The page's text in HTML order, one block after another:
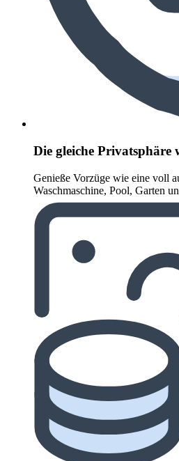
Die gleiche Privatsphäre
Genieße Vorzüge wie eine voll
Waschmaschine, Pool, Garten